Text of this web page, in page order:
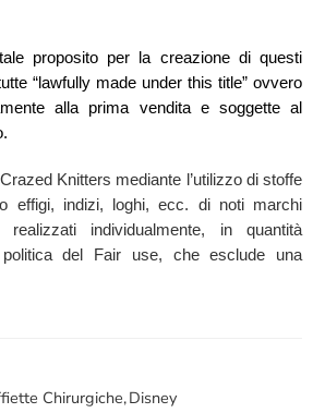
proposito per la creazione di questi
“lawfully made under this title” ovvero
alla prima vendita e soggette al
Knitters mediante l’utilizzo di stoffe
effigi, indizi, loghi, ecc. di noti marchi
realizzati individualmente, in quantità
del Fair use, che esclude una
Chirurgiche,Disney